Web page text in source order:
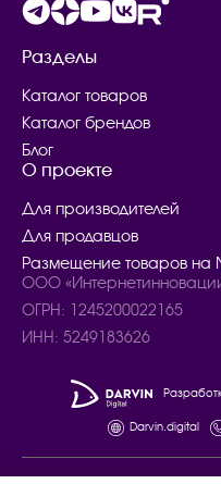
Разделы
Каталог товаров
Каталог брендов
Блог
О проекте
Для производителей
Для продавцов
Размещение товаров на
ООО
ОГРН: 1245200022165
ИНН: 5249183626
Darvin.digital